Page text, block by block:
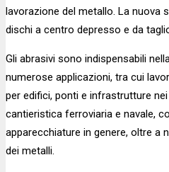
lavorazione del metallo. La nuova
dischi a centro depresso e da
Gli abrasivi sono indispensabili
numerose applicazioni, tra cui
per edifici, ponti e infrastrutture
cantieristica ferroviaria e navale,
apparecchiature in genere, oltre a
dei metalli.